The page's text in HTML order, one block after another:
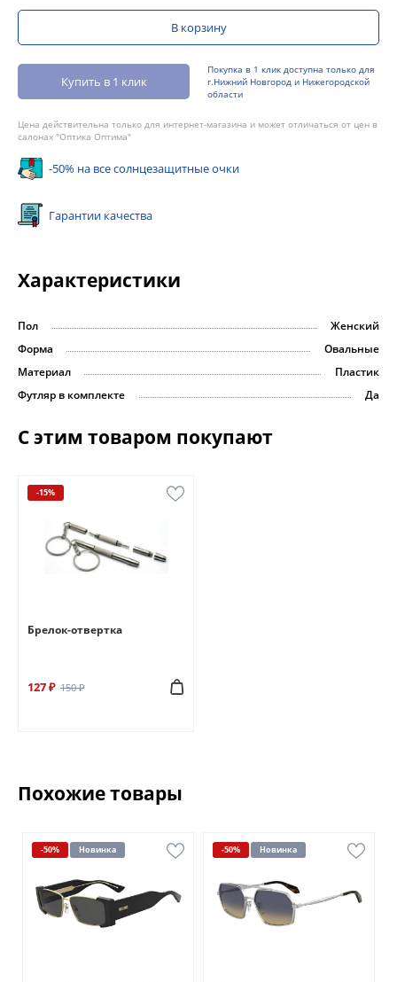
В корзину
Купить в 1 клик
Покупка в 1 клик доступна только для
г.Нижний Новгород и Нижегородской
области
Цена действительна только для интернет-магазина и может отличаться от цен в
салонах "Оптика Оптима"
-50% на все солнцезащитные очки
Гарантии качества
Характеристики
Пол
Женский
Форма
Овальные
Материал
Пластик
Футляр в комплекте
Да
С этим товаром покупают
-15%
Брелок-отвертка
127 ₽ 150 ₽
Похожие товары
-50% Новинка -50% Новинка